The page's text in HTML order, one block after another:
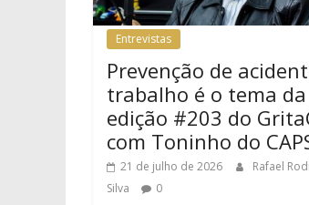
Entrevistas
Prevenção de
trabalho é o tema da
edição #203 do
com Toninho do
21 de julho de 2026
Rafael
Silva
0